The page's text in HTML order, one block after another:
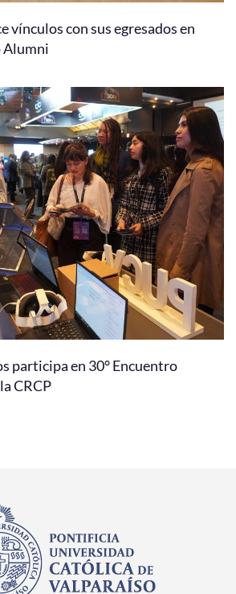
vínculos con sus egresados en
Alumni
participa en 30° Encuentro
CRCP